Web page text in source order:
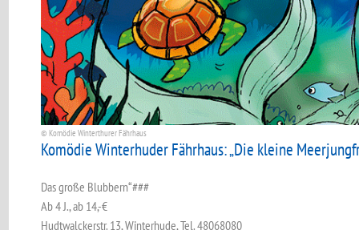
© Komödie Winterthurer Fährhaus
Komödie Winterhuder Fährhaus: „Die kleine
Das große Blubbern“###
Ab 4 J., ab 14,-€
Hudtwalckerstr. 13, Winterhude, Tel. 48068080